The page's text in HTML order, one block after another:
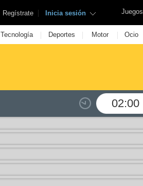
Juegos
Regístrate | Inicia sesión
Tecnología | Deportes | Motor | Ocio
02:00